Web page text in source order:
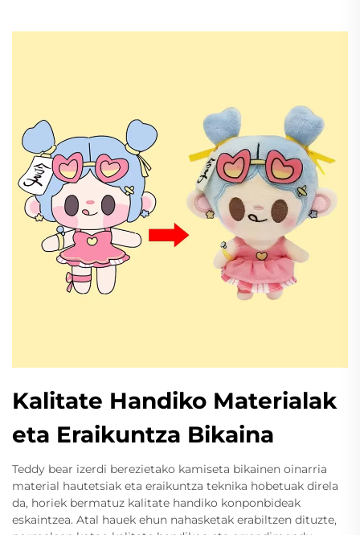
Kalitate Handiko Materialak
eta Eraikuntza Bikaina
Teddy bear izerdi berezietako kamiseta bikainen oinarria
material hautetsiak eta eraikuntza teknika hobetuak direla
da, horiek bermatuz kalitate handiko konponbideak
eskaintzea. Atal hauek ehun nahasketak erabiltzen dituzte,